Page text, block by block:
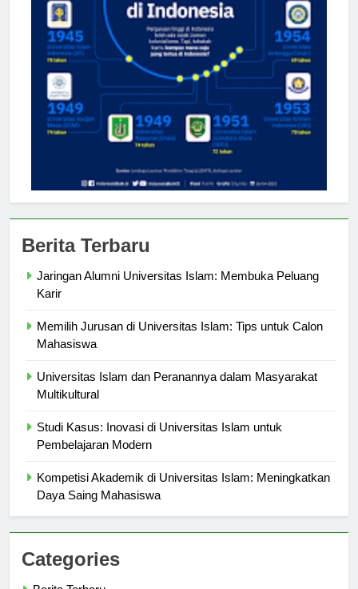
Jaringan Alumni Universitas Islam: Membuka Peluang
Memilih Jurusan di Universitas Islam: Tips untuk Calon
Universitas Islam dan Peranannya dalam Masyarakat
Studi Kasus: Inovasi di Universitas Islam untuk
Kompetisi Akademik di Universitas Islam: Meningkatkan
Categories